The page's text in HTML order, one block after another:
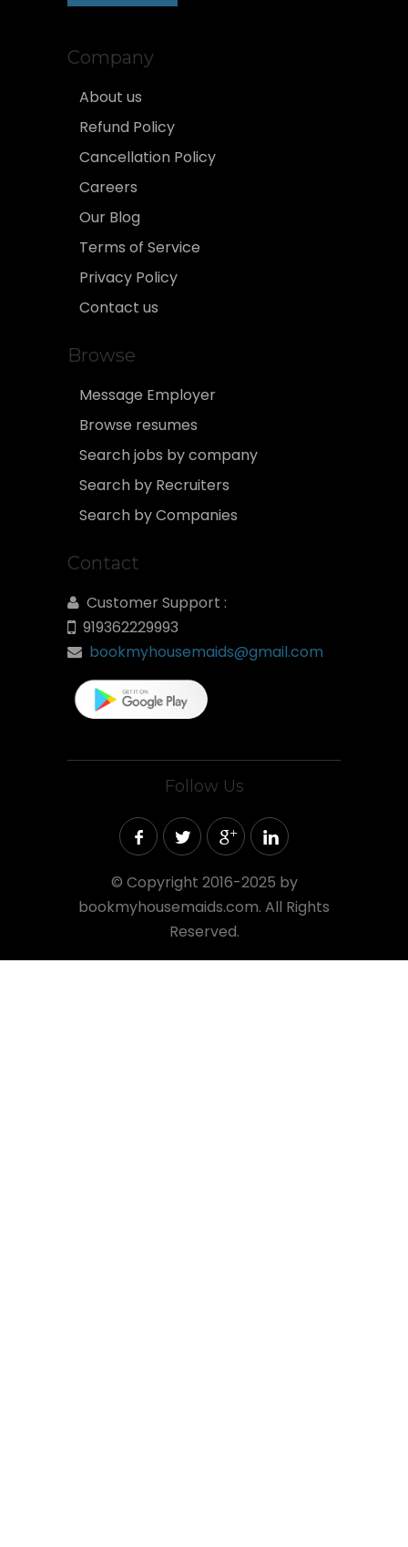
Company
About us
Refund Policy
Cancellation Policy
Careers
Our Blog
Terms of Service
Privacy Policy
Contact us
Browse
Message Employer
Browse resumes
Search jobs by company
Search by Recruiters
Search by Companies
Contact
Customer Support :
919362229993
bookmyhousemaids@gmail.com
Follow Us
© Copyright 2016-2025 by
bookmyhousemaids.com. All Rights
Reserved.